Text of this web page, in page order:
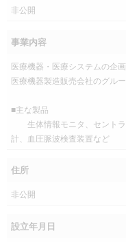
非公開
事業内容
医療機器・医療システムの企
医療機器製造販売会社のグル
■主な製品
生体情報モニタ、セントラ
計、血圧脈波検査装置など
住所
非公開
設立年月日